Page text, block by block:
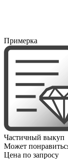
Примерка
Частичный выкуп
Может
Цена по запросу